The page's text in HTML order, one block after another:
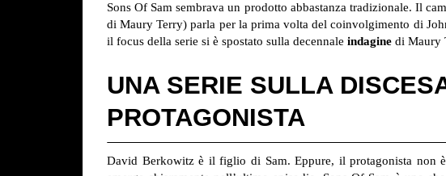
Sons Of Sam sembrava un prodotto abbastanza tradizionale. Il
di Maury Terry) parla per la prima volta del coinvolgimento di
il focus della serie si è spostato sulla decennale indagine di Maury
UNA SERIE SULLA
PROTAGONISTA
David Berkowitz è il figlio di Sam. Eppure, il protagonista